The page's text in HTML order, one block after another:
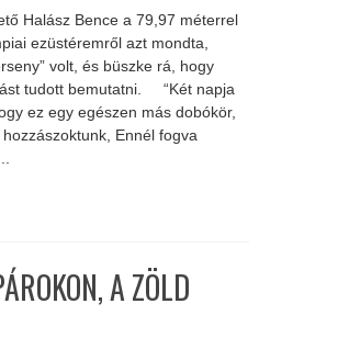
Halász Bence a 79,97 méterrel
ezüstéremről azt mondta,
volt, és büszke rá, hogy
tudott bemutatni. “Két napja
ez egy egészen más dobókör,
Ennél fogva
A ZÖLD